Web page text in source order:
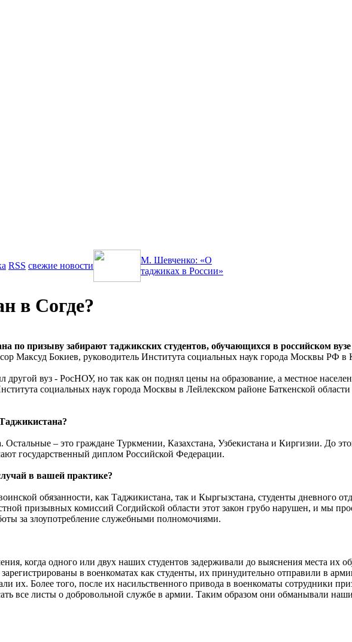
RSS свежие новости
М. Шевченко: «О
таджиках в России»
в Согде?
призыву забирают таджикских студентов, обучающихся в российском
Максуд Бокиев, руководитель Института социальных наук города Москвы РФ в
вуз - РосНОУ, но так как он поднял цены на образование, а местное
социальных наук города Москвы в Лейлекском районе Баткенской
– это граждане Туркмении, Казахстана, Узбекистана и Киргизии. До
государственный диплом Российской Федерации.
в вашей практике?
обязанности, как Таджикистана, так и Кыргызстана, студенты дневного
призывных комиссий Согдийской области этот закон грубо нарушен, и мы
за злоупотребление служебными полномочиями.
когда одного или двух наших студентов задерживали до выяснения места их
в военкоматах как студенты, их принудительно отправили в
их. Более того, после их насильственного привода в военкоматы сотрудники
все листы о добровольной службе в армии. Таким образом они обманывали